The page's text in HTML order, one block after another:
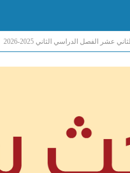
عشر الفصل الدراسي الثاني 2025-2026